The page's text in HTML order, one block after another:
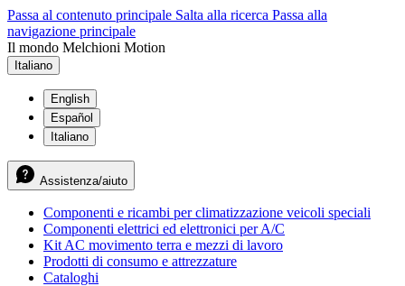
Passa al contenuto principale Salta alla ricerca Passa alla
navigazione principale
Il mondo Melchioni Motion
Italiano
English
Español
Italiano
Assistenza/aiuto
Componenti e ricambi per climatizzazione veicoli speciali
Componenti elettrici ed elettronici per A/C
Kit AC movimento terra e mezzi di lavoro
Prodotti di consumo e attrezzature
Cataloghi